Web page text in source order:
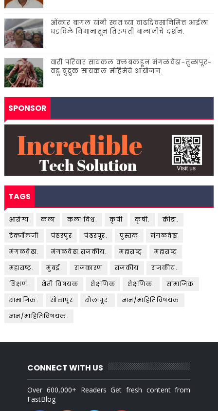
ओंकार बागल यांनी स्वतःच्या वाढदिवसानिमित्त आईला
घडविले विमानातून तिरुपती बालाजीचे दर्शन.
वारी परिवार सायकल क्लबकडून मंगळवेढा-तुळापूर-
वढू बुद्रुक सायकल मोहिमेचे आयोजन.
SPONSOR
TAGS
आरोग्य कला कला विश्व. कृषी कृषी.
क्रीडा.
टेक्नॉलजी
पंढरपूर पंढरपूर. पुस्तक
मंगळवेढा
मंगळवेढा.
मंगळवेढा.राजकीय. महाराष्ट्
महाराष्ट्र
महाराष्ट्र.
मुंबई. राजकारण राजकीय
राजकीय.
शिक्षण.
शेती विषयक शैक्षणिक शैक्षणिक.
सामाजिक
सामाजिक.
सोलापूर सोलापूर.
ज्ञान/माहितिविषयक
ज्ञान/माहितिविषयक.
CONNECT WITH US
Over 600,000+ Readers Get fresh content from
FastBlog